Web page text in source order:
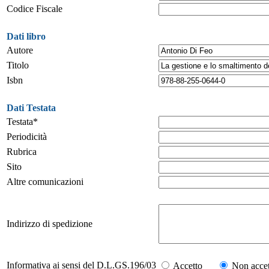
Codice Fiscale
Dati libro
Autore
Titolo
Isbn
Dati Testata
Testata*
Periodicità
Rubrica
Sito
Altre comunicazioni
Indirizzo di spedizione
Informativa ai sensi del D.L.GS.196/03 Accetto Non